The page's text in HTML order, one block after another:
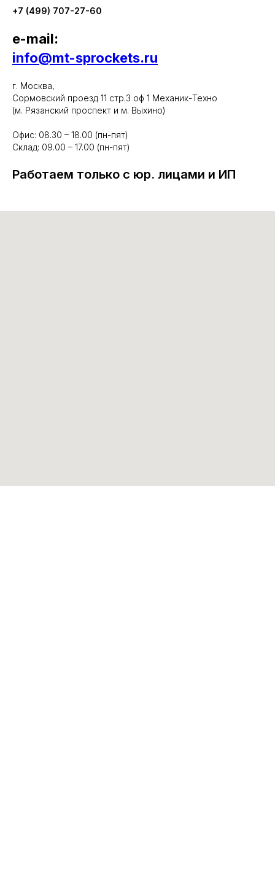
+7 (499) 707-27-60
e-mail:
info@mt-sprockets.ru
г. Москва,
Сормовский проезд 11 стр.3 оф 1 Механик-Техно
(м. Рязанский проспект и м. Выхино)
Офис: 08.30 – 18.00 (пн-пят)
Склад: 09.00 – 17.00 (пн-пят)
Работаем только с юр. лицами и ИП